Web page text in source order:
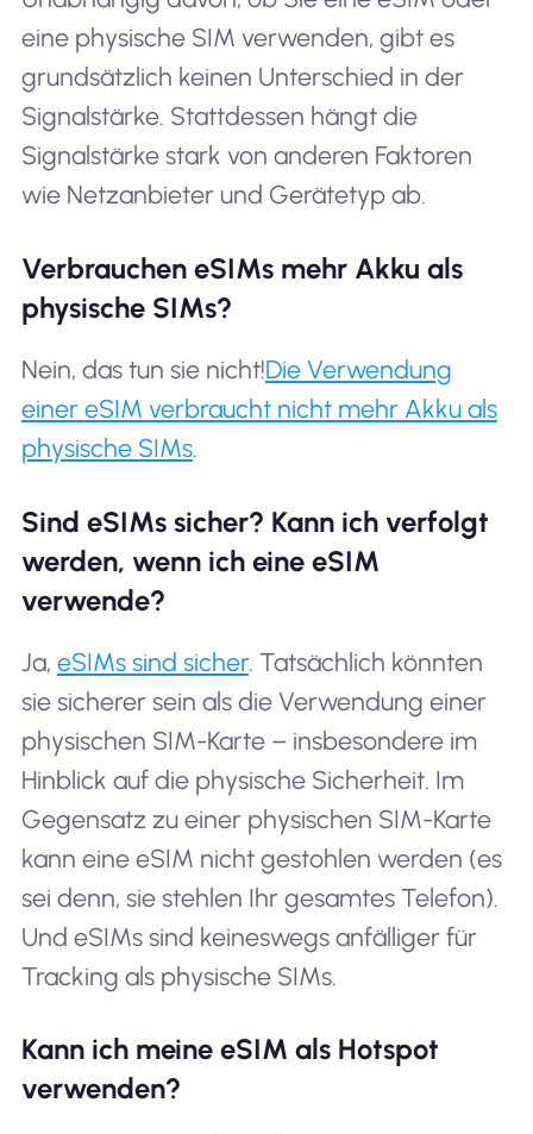
eine physische SIM verwenden, gibt es
grundsätzlich keinen Unterschied in der
Signalstärke. Stattdessen hängt die
Signalstärke stark von anderen Faktoren
wie Netzanbieter und Gerätetyp ab.
Verbrauchen eSIMs mehr Akku als
physische SIMs?
Nein, das tun sie nicht!Die Verwendung
einer eSIM verbraucht nicht mehr Akku als
physische SIMs.
Sind eSIMs sicher? Kann ich verfolgt
werden, wenn ich eine eSIM
verwende?
Ja, eSIMs sind sicher. Tatsächlich könnten
sie sicherer sein als die Verwendung einer
physischen SIM-Karte – insbesondere im
Hinblick auf die physische Sicherheit. Im
Gegensatz zu einer physischen SIM-Karte
kann eine eSIM nicht gestohlen werden (es
sei denn, sie stehlen Ihr gesamtes Telefon).
Und eSIMs sind keineswegs anfälliger für
Tracking als physische SIMs.
Kann ich meine eSIM als Hotspot
verwenden?